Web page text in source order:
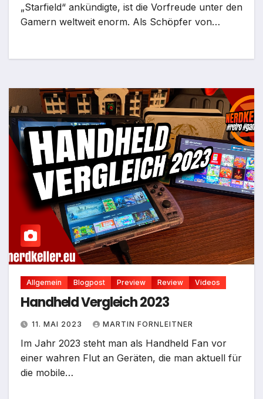
„Starfield“ ankündigte, ist die Vorfreude unter den
Gamern weltweit enorm. Als Schöpfer von…
Allgemein Blogpost Preview Review Videos
Handheld Vergleich 2023
11. MAI 2023 MARTIN FORNLEITNER
Im Jahr 2023 steht man als Handheld Fan vor
einer wahren Flut an Geräten, die man aktuell für
die mobile…